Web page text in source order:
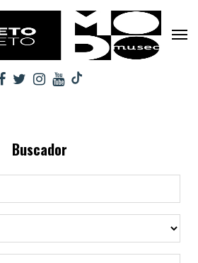
Buscador